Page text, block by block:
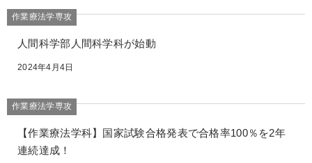
作業療法学専攻
人間科学部人間科学科が始動
2024年4月4日
作業療法学専攻
【作業療法学科】国家試験合格発表で合格率100％を2年
連続達成！